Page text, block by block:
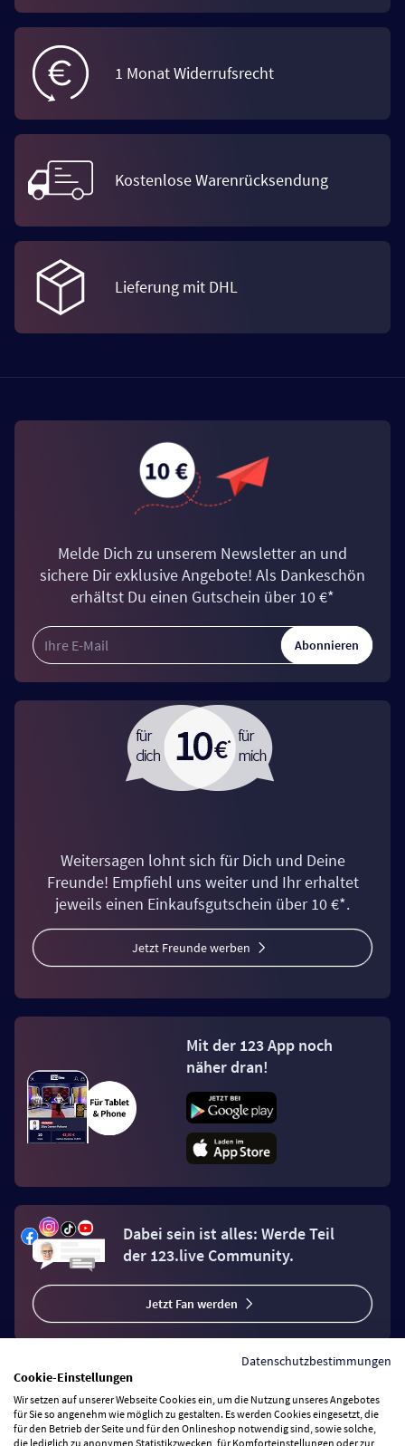
1 Monat Widerrufsrecht
Kostenlose Warenrücksendung
Lieferung mit DHL
Melde Dich zu unserem Newsletter an und
sichere Dir exklusive Angebote! Als Dankeschön
erhältst Du einen Gutschein über 10 €*
Abonnieren
Weitersagen lohnt sich für Dich und Deine
Freunde! Empfiehl uns weiter und Ihr erhaltet
jeweils einen Einkaufsgutschein über 10 €*.
Jetzt Freunde werben
Mit der 123 App noch
näher dran!
Dabei sein ist alles: Werde Teil
der 123.live Community.
Jetzt Fan werden
Vertrag widerrufen
Datenschutzbestimmungen
Cookie-Einstellungen
Wir setzen auf unserer Webseite Cookies ein, um die Nutzung unseres Angebotes
für Sie so angenehm wie möglich zu gestalten. Es werden Cookies eingesetzt, die
für den Betrieb der Seite und für den Onlineshop notwendig sind, sowie solche,
die lediglich zu anonymen Statistikzwecken, für Komforteinstellungen oder zur